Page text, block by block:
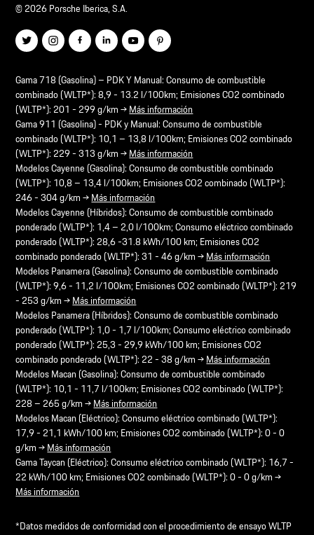
© 2026 Porsche Iberica, S.A.
Gama 718 (Gasolina) – PDK Y Manual: Consumo de combustible
combinado (WLTP*): 8,9 - 13.2 l/100km; Emisiones CO2 combinado
(WLTP*): 201 - 299 g/km →Más información
Gama 911 (Gasolina) - PDK y Manual: Consumo de combustible
combinado (WLTP*): 10,1 – 13,8 l/100km; Emisiones CO2 combinado
(WLTP*): 229 - 313 g/km →Más información
Modelos Cayenne (Gasolina): Consumo de combustible combinado
(WLTP*): 10,8 – 13,4 l/100km; Emisiones CO2 combinado (WLTP*):
246 - 304 g/km →Más información
Modelos Cayenne (Híbridos): Consumo de combustible combinado
ponderado (WLTP*): 1,4 – 2,0 l/100km; Consumo eléctrico combinado
ponderado (WLTP*): 28,6 -31.8 kWh/100 km; Emisiones CO2
combinado ponderado (WLTP*): 31 - 46 g/km →Más información
Modelos Panamera (Gasolina): Consumo de combustible combinado
(WLTP*): 9,6 - 11,2 l/100km; Emisiones CO2 combinado (WLTP*): 219
- 253 g/km →Más información
Modelos Panamera (Híbridos): Consumo de combustible combinado
ponderado (WLTP*): 1,0 - 1,7 l/100km; Consumo eléctrico combinado
ponderado (WLTP*): 25,3 - 29,9 kWh/100 km; Emisiones CO2
combinado ponderado (WLTP*): 22 - 38 g/km →Más información
Modelos Macan (Gasolina): Consumo de combustible combinado
(WLTP*): 10,1 - 11,7 l/100km; Emisiones CO2 combinado (WLTP*):
228 – 265 g/km →Más información
Modelos Macan (Eléctrico): Consumo eléctrico combinado (WLTP*):
17,9 - 21,1 kWh/100 km; Emisiones CO2 combinado (WLTP*): 0 - 0
g/km →Más información
Gama Taycan (Eléctrico): Consumo eléctrico combinado (WLTP*): 16,7 -
22 kWh/100 km; Emisiones CO2 combinado (WLTP*): 0 - 0 g/km →
Más información
*Datos medidos de conformidad con el procedimiento de ensayo WLTP